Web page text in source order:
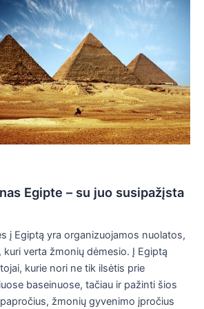
Egipte – su juo susipažįsta
į Egiptą yra organizuojamos nuolatos,
kuri verta žmonių dėmesio. Į Egiptą
kurie nori ne tik ilsėtis prie
baseinuose, tačiau ir pažinti šios
žmonių gyvenimo įpročius